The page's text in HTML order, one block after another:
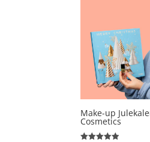
Make-up
Cosmetics